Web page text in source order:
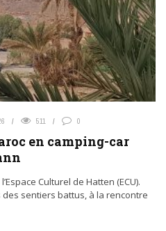
511 0
en camping-car
Culturel de Hatten (ECU).
des sentiers battus, à la rencontre